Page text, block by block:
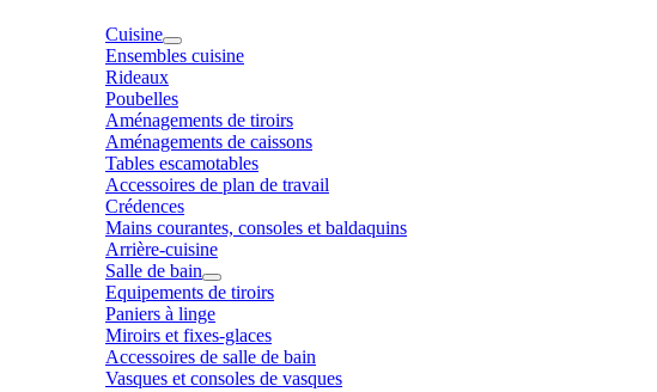
Cuisine
Ensembles cuisine
Rideaux
Poubelles
Aménagements de tiroirs
Aménagements de caissons
Tables escamotables
Accessoires de plan de travail
Crédences
Mains courantes, consoles et baldaquins
Arrière-cuisine
Salle de bain
Equipements de tiroirs
Paniers à linge
Miroirs et fixes-glaces
Accessoires de salle de bain
Vasques et consoles de vasques